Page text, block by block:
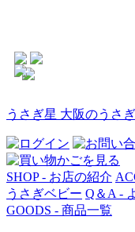
うさぎ星 大阪のうさ
SHOP - お店の紹介
うさぎベビー Q＆A -
GOODS - 商品一覧